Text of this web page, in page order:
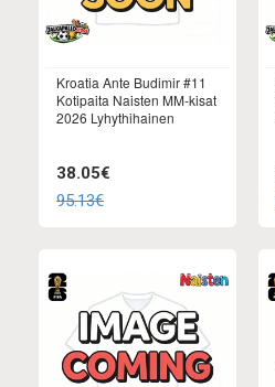
Kroatia Ante Budimir #11
Kotipaita Naisten MM-kisat
2026 Lyhythihainen
38.05€
95.13€